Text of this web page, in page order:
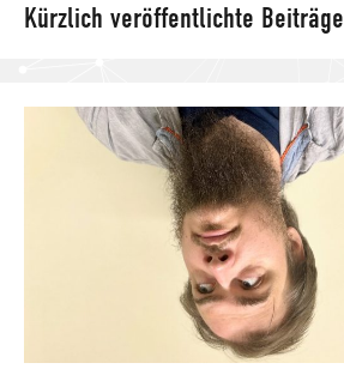
Kürzlich veröffentlichte Beiträge